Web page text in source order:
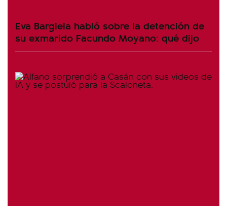
Eva Bargiela habló sobre la detención de
su exmarido Facundo Moyano: qué dijo